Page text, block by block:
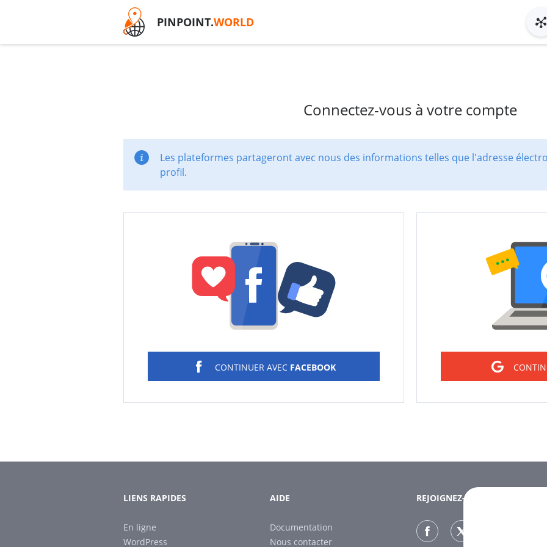
PINPOINT.WORLD
Connectez-vous à votre compte
Les plateformes partageront avec nous des informations telles que l'adresse
profil.
CONTINUER AVEC FACEBOOK
LIENS RAPIDES
En ligne
WordPress
AIDE
Documentation
Nous contacter
REJOIGNEZ-NOUS